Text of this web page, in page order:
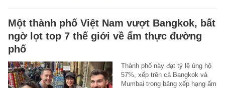
Một thành phố Việt Nam vượt Bangkok, bất
ngờ lọt top 7 thế giới về ẩm thực đường
phố
Thành phố này đạt tỷ lệ ủng hộ
57%, xếp trên cả Bangkok và
Mumbai trong bảng xếp hạng ẩm